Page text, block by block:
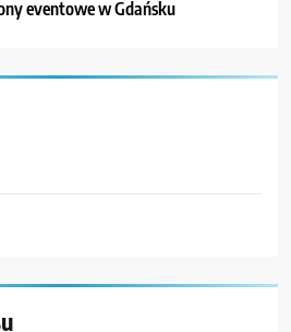
eventowe w Gdańsku